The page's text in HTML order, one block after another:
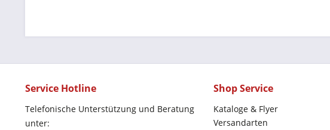
Service Hotline
Telefonische Unterstützung und Beratung
unter:
Shop Service
Kataloge & Flyer
Versandarten